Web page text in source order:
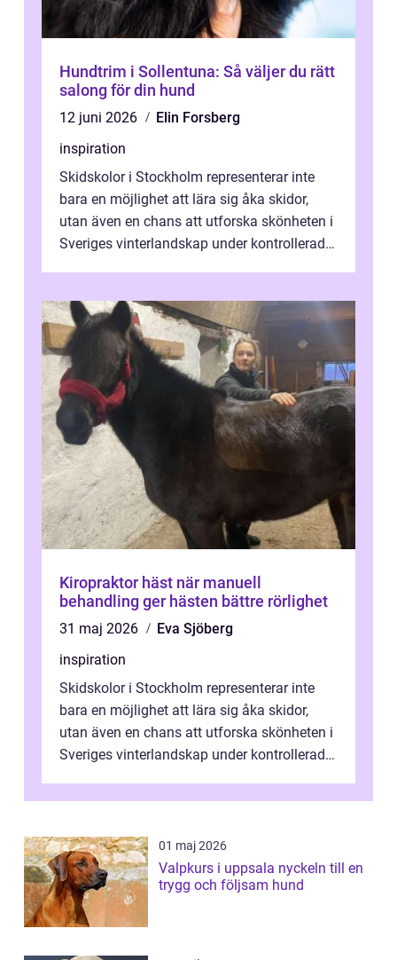
Hundtrim i Sollentuna: Så väljer du rätt
salong för din hund
12 juni 2026
Elin Forsberg
inspiration
Skidskolor i Stockholm representerar inte
bara en möjlighet att lära sig åka skidor,
utan även en chans att utforska skönheten i
Sveriges vinterlandskap under kontrollerade
Kiropraktor häst när manuell
behandling ger hästen bättre rörlighet
31 maj 2026
Eva Sjöberg
inspiration
Skidskolor i Stockholm representerar inte
bara en möjlighet att lära sig åka skidor,
utan även en chans att utforska skönheten i
Sveriges vinterlandskap under kontrollerade
01 maj 2026
Valpkurs i uppsala nyckeln till en
trygg och följsam hund